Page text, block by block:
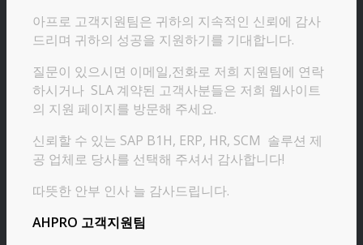
아프로 고객지원팀은 귀하의 지속적인 신뢰에 감사
드리며 귀하의 성공을 지원하기를 기대합니다.
질문이 있으시면 이메일,전화로 저희 지원팀에 연락
하시거나 SLA 계약된 고객사분들은 저희 웹사이트
의 지원 페이지를 방문해 주세요.
신뢰할 수 있는 SAP B1H, ERP, HR, SCM 솔루션 제
공 업체로 당사를 선택해 주셔서 감사합니다!
따뜻한 안부 인사 늘 감사드립니다.
AHPRO 고객지원팀